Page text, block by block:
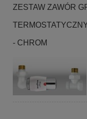
ZESTAW ZAWÓR
- CHROM